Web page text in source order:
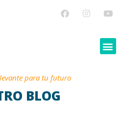
para tu futuro
BLOG